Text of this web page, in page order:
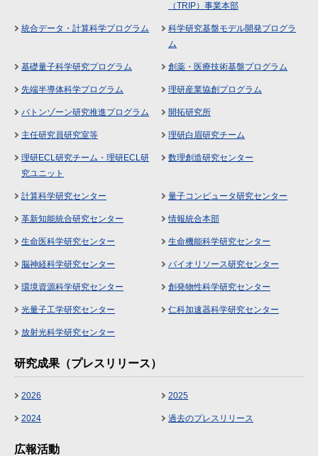
（TRIP）事業本部
統合データ・計算科学プログラム
科学研究基盤モデル開発プログラ
ム
基礎量子科学研究プログラム 創薬・医療技術基盤プログラム
先端半導体科学プログラム 理研産業協創プログラム
バトンゾーン研究推進プログラム 開拓研究所
主任研究員研究室等 理研白眉研究チーム
理研ECL研究チーム・理研ECL研
究ユニット
数理創造研究センター
計算科学研究センター 量子コンピュータ研究センター
革新知能統合研究センター 情報統合本部
生命医科学研究センター 生命機能科学研究センター
脳神経科学研究センター バイオリソース研究センター
環境資源科学研究センター 創発物性科学研究センター
光量子工学研究センター 仁科加速器科学研究センター
放射光科学研究センター
研究成果（プレスリリース）
2026 2025
2024 過去のプレスリリース
広報活動